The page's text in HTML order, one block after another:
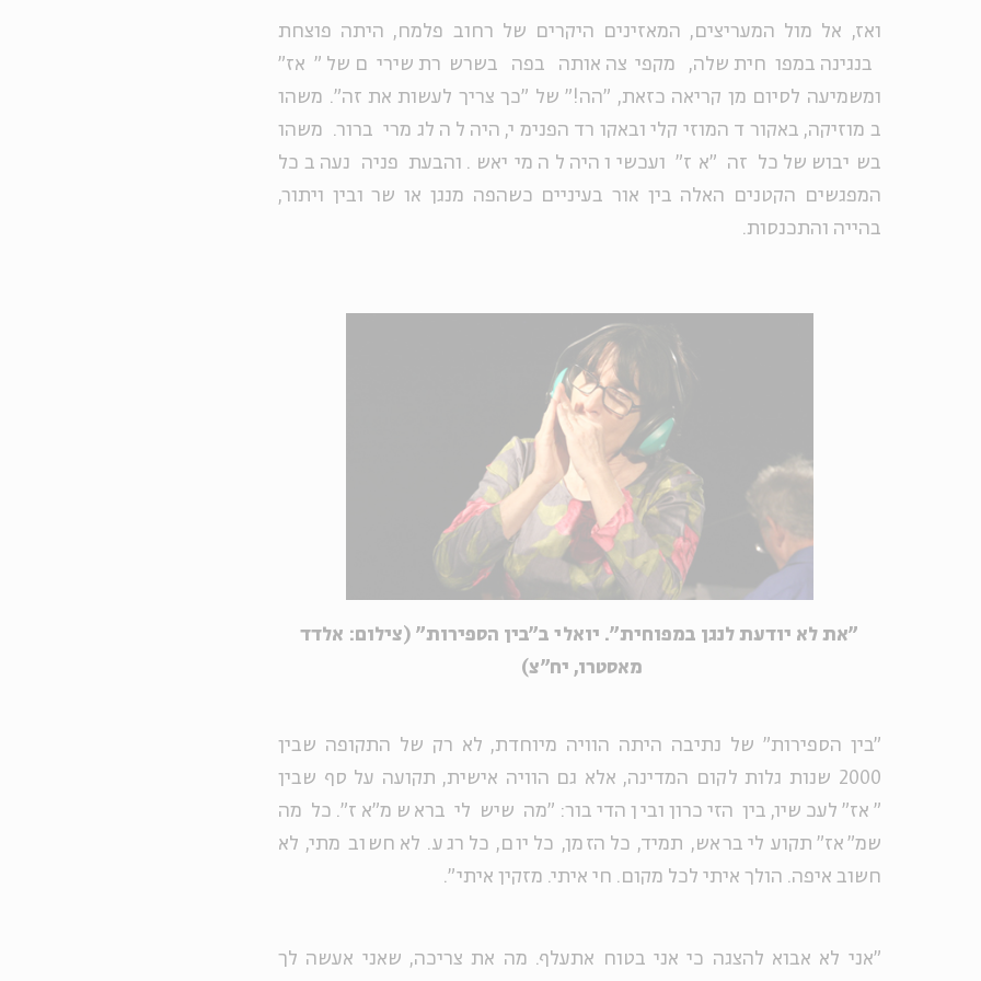
ואז, אל מול המעריצים, המאזינים היקרים של רחוב פלמח, היתה פוצחת
בנגינה במפוחית שלה, מקפיצה אותה בפה בשרשרת שירים של "אז"
ומשמיעה לסיום מן קריאה כזאת, "הה!" של "כך צריך לעשות את זה". משהו
במוזיקה, באקורד המוזיקלי ובאקורד הפנימי, היה לה לגמרי ברור. משהו
בשיבוש של כל זה "אז" ועכשיו היה לה מייאש. והבעת פניה נעה בכל
המפגשים הקטנים האלה בין אור בעיניים כשהפה מנגן או שר ובין ויתור,
בהייה והתכנסות.
"את לא יודעת לנגן במפוחית". יואלי ב"בין הספירות" (צילום: אלדד
מאסטרו, יח"צ)
"בין הספירות" של נתיבה היתה הוויה מיוחדת, לא רק של התקופה שבין
2000 שנות גלות לקום המדינה, אלא גם הוויה אישית, תקועה על סף שבין
"אז" לעכשיו, בין הזיכרון ובין הדיבור: "מה שיש לי בראש מ"אז". כל מה
שמ"אז" תקוע לי בראש, תמיד, כל הזמן, כל יום, כל רגע. לא חשוב מתי, לא
חשוב איפה. הולך איתי לכל מקום. חי איתי. מזקין איתי".
"אני לא אבוא להצגה כי אני בטוח אתעלף. מה את צריכה, שאני אעשה לך